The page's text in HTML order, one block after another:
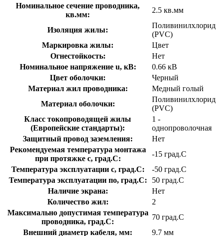
Номинальное сечение проводника,
кв.мм:
2.5 кв.мм
Изоляция жилы:
Поливинилхлорид
(PVC)
Маркировка жилы:
Цвет
Огнестойкость:
Нет
Номинальное напряжение u, кВ:
0.66 кВ
Цвет оболочки:
Черный
Материал жил проводника:
Медный голый
Материал оболочки:
Поливинилхлорид
(PVC)
Класс токопроводящей жилы
(Европейские стандарты):
1 -
однопроволочная
Защитный провод заземления:
Нет
Рекомендуемая температура монтажа
при протяжке с, град.C:
-15 град.C
Температура эксплуатации с, град.C:
-50 град.C
Температура эксплуатации по, град.C:
50 град.C
Наличие экрана:
Нет
Количество жил:
2
Максимально допустимая температура
проводника, град.C:
70 град.C
Внешний диаметр кабеля, мм:
9.7 мм